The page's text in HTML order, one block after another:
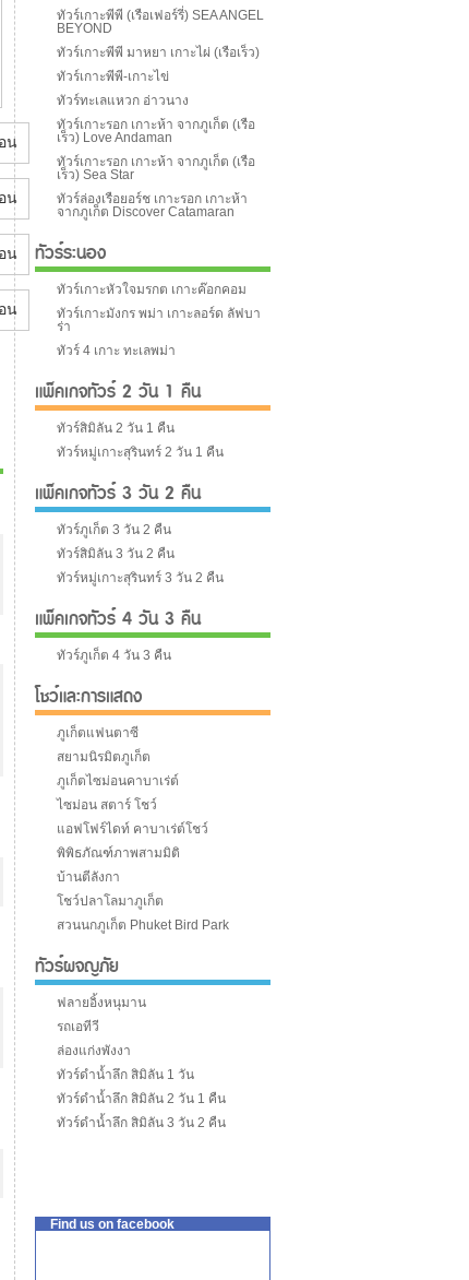
ทัวร์เกาะพีพี (เรือเฟอร์รี่) SEA ANGEL
BEYOND
ทัวร์เกาะพีพี มาหยา เกาะไผ่ (เรือเร็ว)
ทัวร์เกาะพีพี-เกาะไข่
ทัวร์ทะเลแหวก อ่าวนาง
ทัวร์เกาะรอก เกาะห้า จากภูเก็ต (เรือ
เร็ว) Love Andaman
ทัวร์เกาะรอก เกาะห้า จากภูเก็ต (เรือ
เร็ว) Sea Star
ทัวร์ล่องเรือยอร์ช เกาะรอก เกาะห้า
จากภูเก็ต Discover Catamaran
ทัวร์ระนอง
ทัวร์เกาะหัวใจมรกต เกาะค๊อกคอม
ทัวร์เกาะมังกร พม่า เกาะลอร์ด ลัฟบา
ร่า
ทัวร์ 4 เกาะ ทะเลพม่า
แพ็คเกจทัวร์ 2 วัน 1 คืน
ทัวร์สิมิลัน 2 วัน 1 คืน
ทัวร์หมู่เกาะสุรินทร์ 2 วัน 1 คืน
แพ็คเกจทัวร์ 3 วัน 2 คืน
ทัวร์ภูเก็ต 3 วัน 2 คืน
ทัวร์สิมิลัน 3 วัน 2 คืน
ทัวร์หมู่เกาะสุรินทร์ 3 วัน 2 คืน
แพ็คเกจทัวร์ 4 วัน 3 คืน
ทัวร์ภูเก็ต 4 วัน 3 คืน
โชว์และการแสดง
ภูเก็ตแฟนตาซี
สยามนิรมิตภูเก็ต
ภูเก็ตไซม่อนคาบาเร่ต์
ไซม่อน สตาร์ โชว์
แอฟโฟร์ไดท์ คาบาเร่ต์โชว์
พิพิธภัณฑ์ภาพสามมิติ
บ้านตีลังกา
โชว์ปลาโลมาภูเก็ต
สวนนกภูเก็ต Phuket Bird Park
ทัวร์ผจญภัย
ฟลายอิ้งหนุมาน
รถเอทีวี
ล่องแก่งพังงา
ทัวร์ดำน้ำลึก สิมิลัน 1 วัน
ทัวร์ดำน้ำลึก สิมิลัน 2 วัน 1 คืน
ทัวร์ดำน้ำลึก สิมิลัน 3 วัน 2 คืน
Find us on facebook